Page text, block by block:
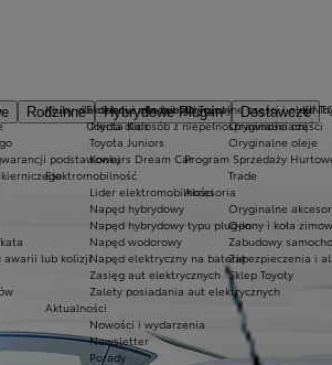
Rodzinne Hybrydowe Plug-in
Dostawcze
Ekobonus dla hybryd Toyoty
Oferta dla osób z niepełnosprawnościami
Kluby dla dzieci i młodzieży
Toyota Kids
Toyota Juniors
Konkurs Dream Car
Elektromobilność
Lider elektromobilności
Napęd hybrydowy
Napęd hybrydowy typu plug-in
Napęd wodorowy
Napęd elektryczny na baterię
Zasięg aut elektrycznych
Zalety posiadania aut elektrycznych
Aktualności
Nowości i wydarzenia
Newsletter
Porady
podstawowej
awarii lub kolizji
Oryginalne części i oleje
Oryginalne części
Oryginalne oleje
Program Sprzedaży
Trade
Akcesoria
Oryginalne
Opony i koła
Zabudowy
Zabezpieczenia i
Sklep Toyoty